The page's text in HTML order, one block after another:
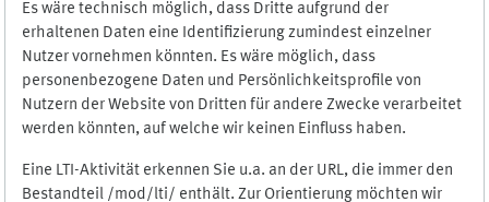
Es wäre technisch möglich, dass Dritte aufgrund der
erhaltenen Daten eine Identifizierung zumindest einzelner
Nutzer vornehmen könnten. Es wäre möglich, dass
personenbezogene Daten und Persönlichkeitsprofile von
Nutzern der Website von Dritten für andere Zwecke verarbeitet
werden könnten, auf welche wir keinen Einfluss haben.
Eine LTI-Aktivität erkennen Sie u.a. an der URL, die immer den
Bestandteil /mod/lti/ enthält. Zur Orientierung möchten wir